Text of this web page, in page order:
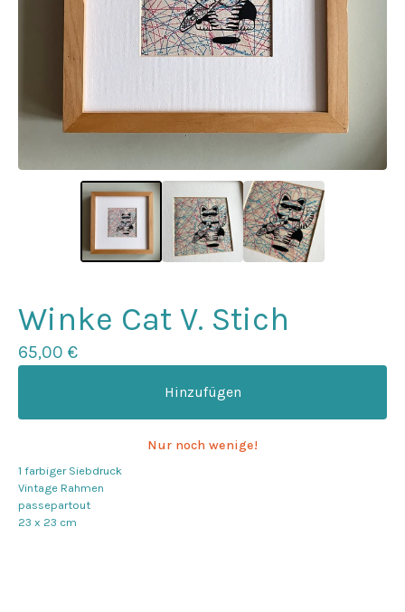
Winke Cat V. Stich
65,00 €
Hinzufügen
Nur noch wenige!
1 farbiger Siebdruck
Vintage Rahmen
passepartout
23 x 23 cm